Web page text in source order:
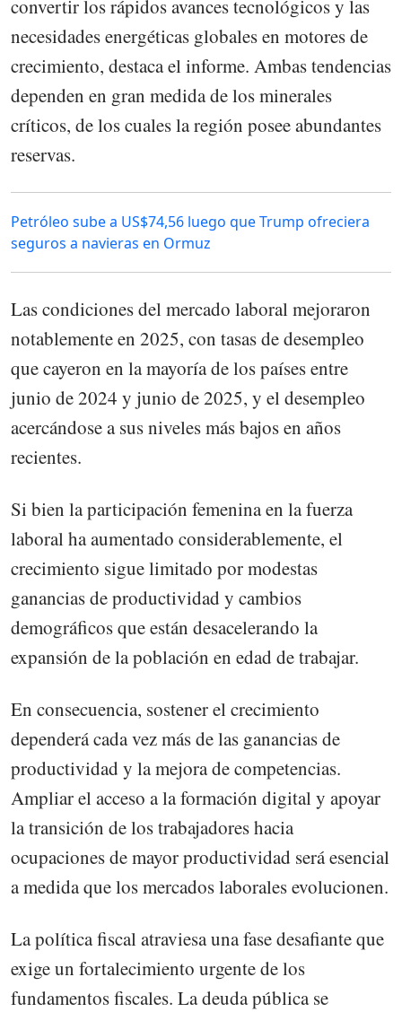
convertir los rápidos avances tecnológicos y las
necesidades energéticas globales en motores de
crecimiento, destaca el informe. Ambas tendencias
dependen en gran medida de los minerales
críticos, de los cuales la región posee abundantes
reservas.
Petróleo sube a US$74,56 luego que Trump ofreciera
seguros a navieras en Ormuz
Las condiciones del mercado laboral mejoraron
notablemente en 2025, con tasas de desempleo
que cayeron en la mayoría de los países entre
junio de 2024 y junio de 2025, y el desempleo
acercándose a sus niveles más bajos en años
recientes.
Si bien la participación femenina en la fuerza
laboral ha aumentado considerablemente, el
crecimiento sigue limitado por modestas
ganancias de productividad y cambios
demográficos que están desacelerando la
expansión de la población en edad de trabajar.
En consecuencia, sostener el crecimiento
dependerá cada vez más de las ganancias de
productividad y la mejora de competencias.
Ampliar el acceso a la formación digital y apoyar
la transición de los trabajadores hacia
ocupaciones de mayor productividad será esencial
a medida que los mercados laborales evolucionen.
La política fiscal atraviesa una fase desafiante que
exige un fortalecimiento urgente de los
fundamentos fiscales. La deuda pública se